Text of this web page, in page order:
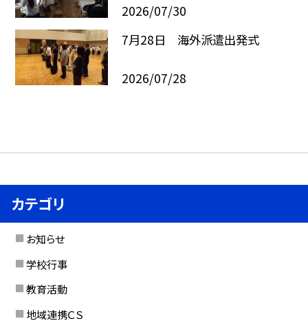
2026/07/30
7月28日 海外派遣出発式
2026/07/28
カテゴリ
お知らせ
学校行事
教育活動
地域連携ＣＳ